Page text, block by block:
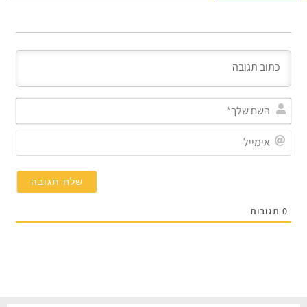
0תגובות